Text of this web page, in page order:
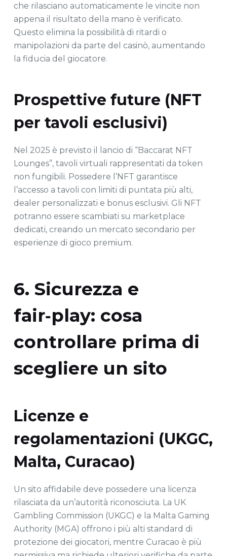
che rilasciano automaticamente le vincite non
appena il risultato della mano è verificato.
Questo elimina la possibilità di ritardi o
manipolazioni da parte del casinò, aumentando
la fiducia del giocatore.
Prospettive future (NFT
per tavoli esclusivi)
Nel 2025 è previsto il lancio di “Baccarat NFT
Lounges”, tavoli virtuali rappresentati da token
non fungibili. Possedere l’NFT garantisce
l’accesso a tavoli con limiti di puntata più alti,
dealer personalizzati e bonus esclusivi. Gli NFT
potranno essere scambiati su marketplace
dedicati, creando un mercato secondario per
esperienze di gioco premium.
6. Sicurezza e
fair‑play: cosa
controllare prima di
scegliere un sito
Licenze e
regolamentazioni (UKGC,
Malta, Curacao)
Un sito affidabile deve possedere una licenza
rilasciata da un’autorità riconosciuta. La UK
Gambling Commission (UKGC) e la Malta Gaming
Authority (MGA) offrono i più alti standard di
protezione dei giocatori, mentre Curacao è più